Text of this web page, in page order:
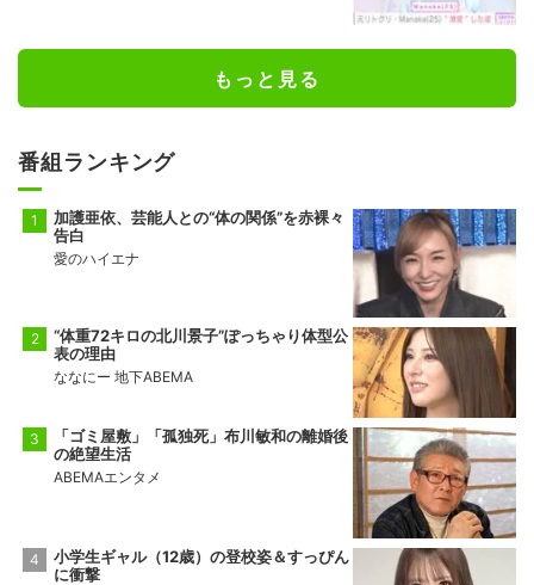
もっと見る
番組ランキング
加護亜依、芸能人との“体の関係”を赤裸々
告白
愛のハイエナ
“体重72キロの北川景子”ぽっちゃり体型公
表の理由
ななにー 地下ABEMA
「ゴミ屋敷」「孤独死」布川敏和の離婚後
の絶望生活
ABEMAエンタメ
小学生ギャル（12歳）の登校姿＆すっぴん
に衝撃